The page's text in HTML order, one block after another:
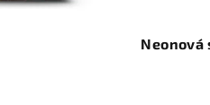
Neonová